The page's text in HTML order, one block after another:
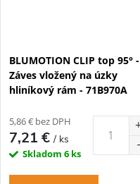
BLUMOTION CLIP top 95° -
Záves vložený na úzky
hliníkový rám - 71B970A
5,86 € bez DPH
7,21 €/ ks
Skladom 6 ks